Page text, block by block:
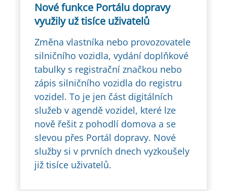
Nové funkce Portálu dopravy
využily už tisíce uživatelů
Změna vlastníka nebo provozovatele
silničního vozidla, vydání doplňkové
tabulky s registrační značkou nebo
zápis silničního vozidla do registru
vozidel. To je jen část digitálních
služeb v agendě vozidel, které lze
nově řešit z pohodlí domova a se
slevou přes Portál dopravy. Nové
služby si v prvních dnech vyzkoušely
již tisíce uživatelů.